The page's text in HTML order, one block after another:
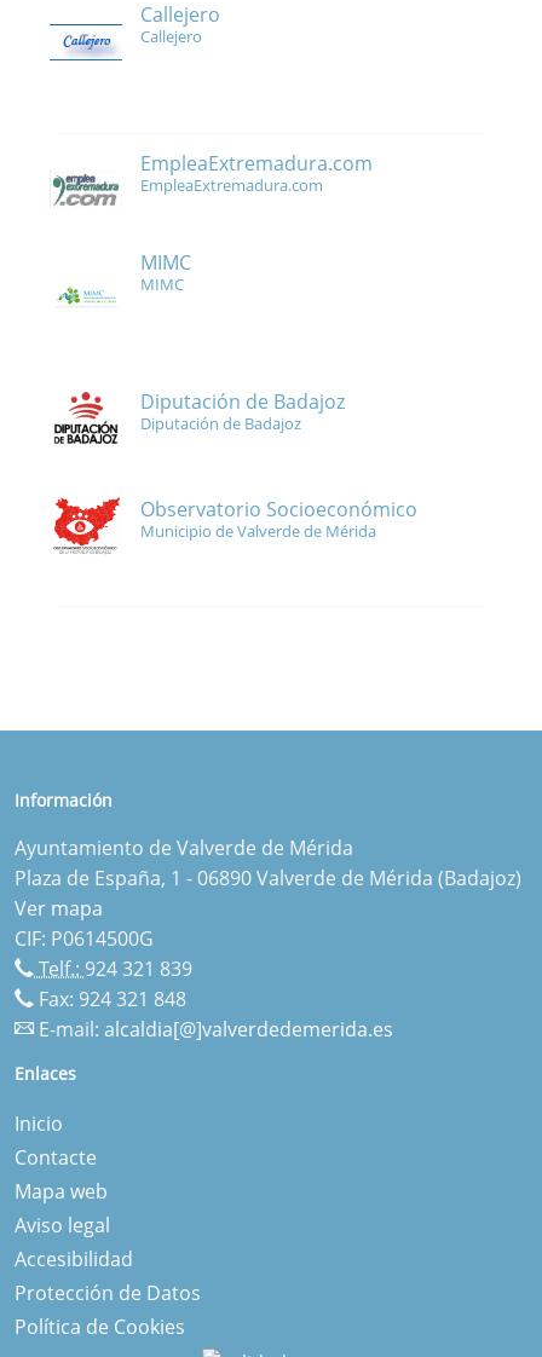
Callejero
Callejero
EmpleaExtremadura.com
EmpleaExtremadura.com
MIMC
MIMC
Diputación de Badajoz
Diputación de Badajoz
Observatorio Socioeconómico
Municipio de Valverde de Mérida
Información
Ayuntamiento de Valverde de Mérida
Plaza de España, 1 - 06890 Valverde de Mérida (Badajoz)
Ver mapa
CIF: P0614500G
Telf.: 924 321 839
Fax: 924 321 848
E-mail: alcaldia[@]valverdedemerida.es
Enlaces
Inicio
Contacte
Mapa web
Aviso legal
Accesibilidad
Protección de Datos
Política de Cookies